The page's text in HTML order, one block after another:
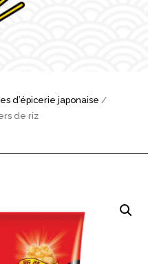
d’épicerie japonaise /
de riz